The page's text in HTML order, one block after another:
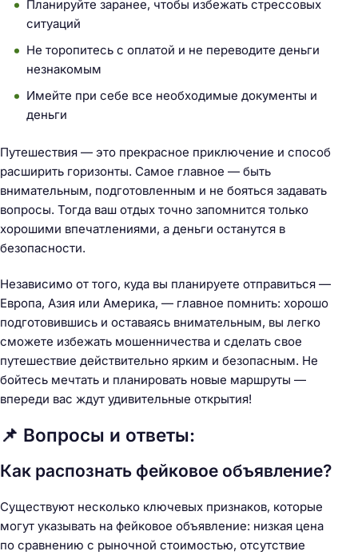
Планируйте заранее, чтобы избежать стрессовых
ситуаций
Не торопитесь с оплатой и не переводите деньги
незнакомым
Имейте при себе все необходимые документы и
деньги
Путешествия — это прекрасное приключение и способ
расширить горизонты. Самое главное — быть
внимательным, подготовленным и не бояться задавать
вопросы. Тогда ваш отдых точно запомнится только
хорошими впечатлениями, а деньги останутся в
безопасности.
Независимо от того, куда вы планируете отправиться —
Европа, Азия или Америка, — главное помнить: хорошо
подготовившись и оставаясь внимательным, вы легко
сможете избежать мошенничества и сделать свое
путешествие действительно ярким и безопасным. Не
бойтесь мечтать и планировать новые маршруты —
впереди вас ждут удивительные открытия!
📌 Вопросы и ответы:
Как распознать фейковое объявление?
Существуют несколько ключевых признаков, которые
могут указывать на фейковое объявление: низкая цена
по сравнению с рыночной стоимостью, отсутствие